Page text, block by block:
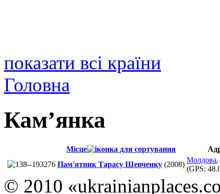
показати всі країни
Головна
Кам’янка
Місце
Пам'ятник Тарасу Шевченку (2008)
Молдова,
(GPS:
© 2010